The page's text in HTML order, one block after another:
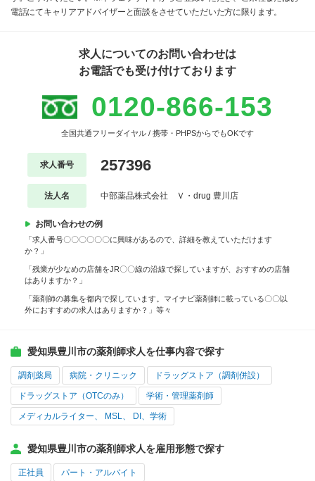
電話にてキャリアアドバイザーと面談をさせていただいた方に限ります。
求人についてのお問い合わせは
お電話でも受け付けております
0120-866-153
全国共通フリーダイヤル / 携帯・PHPSからでもOKです
求人番号 257396
法人名 中部薬品株式会社 Ｖ・drug 豊川店
お問い合わせの例
「求人番号〇〇〇〇〇〇に興味があるので、詳細を教えていただけます
か？」
「残業が少なめの店舗をJR〇〇線の沿線で探していますが、おすすめの店舗
はありますか？」
「薬剤師の募集を都内で探しています。マイナビ薬剤師に載っている〇〇以
外におすすめの求人はありますか？」等々
愛知県豊川市の薬剤師求人を仕事内容で探す
調剤薬局 病院・クリニック ドラッグストア（調剤併設）
ドラッグストア（OTCのみ） 学術・管理薬剤師
メディカルライター、 MSL、 DI、学術
愛知県豊川市の薬剤師求人を雇用形態で探す
正社員 パート・アルバイト